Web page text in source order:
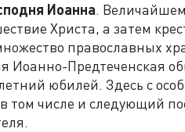
Иоанна.
Христа, а затем
православных
Иоанно-Предтеченская
юбилей. Здесь с
в том числе и следующий